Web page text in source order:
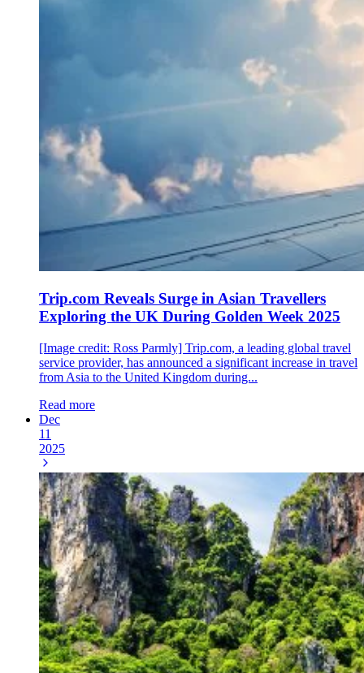
Trip.com Reveals Surge in Asian Travellers
Exploring the UK During Golden Week 2025
[Image credit: Ross Parmly] Trip.com, a leading global travel
service provider, has announced a significant increase in travel
from Asia to the United Kingdom during...
Read more
Dec
11
2025